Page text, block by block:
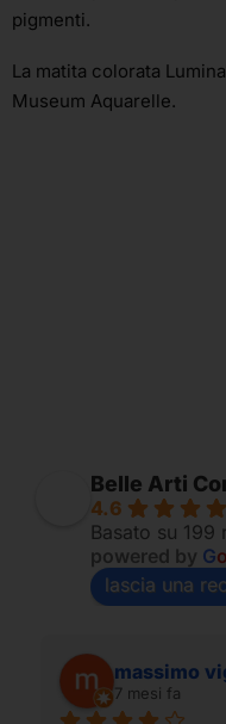
pigmenti.
La matita colorata
Museum Aquarelle.
Belle Arti
4.6
Basato su 199
powered by Go
lascia una
massimo
7 mesi fa